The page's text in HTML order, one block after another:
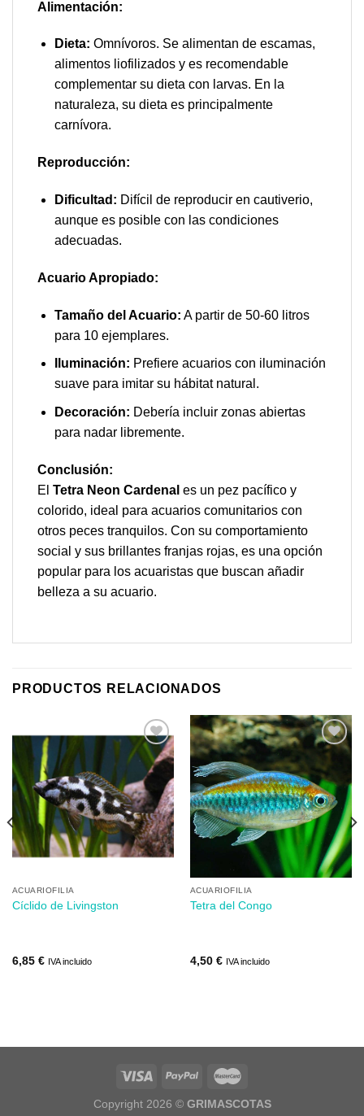
Alimentación:
Dieta: Omnívoros. Se alimentan de escamas,
alimentos liofilizados y es recomendable
complementar su dieta con larvas. En la
naturaleza, su dieta es principalmente
carnívora.
Reproducción:
Dificultad: Difícil de reproducir en cautiverio,
aunque es posible con las condiciones
adecuadas.
Acuario Apropiado:
Tamaño del Acuario: A partir de 50-60 litros
para 10 ejemplares.
Iluminación: Prefiere acuarios con iluminación
suave para imitar su hábitat natural.
Decoración: Debería incluir zonas abiertas
para nadar libremente.
Conclusión:
El Tetra Neon Cardenal es un pez pacífico y
colorido, ideal para acuarios comunitarios con
otros peces tranquilos. Con su comportamiento
social y sus brillantes franjas rojas, es una opción
popular para los acuaristas que buscan añadir
belleza a su acuario.
PRODUCTOS RELACIONADOS
Añadir
a mi
lista de
los
deseos
ACUARIOFILIA
Cíclido de Livingston
6,85 € IVA incluido
Añadir
a mi
lista de
los
deseos
ACUARIOFILIA
Tetra del Congo
4,50 € IVA incluido
Copyright 2026 © GRIMASCOTAS